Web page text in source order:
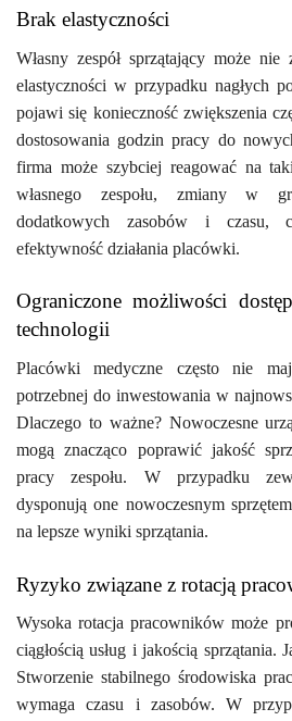
Brak elastyczności
Własny zespół sprzątający może nie
elastyczności w przypadku nagłych
pojawi się konieczność zwiększenia
dostosowania godzin pracy do
firma może szybciej reagować na
własnego zespołu, zmiany w
dodatkowych zasobów i czasu,
efektywność działania placówki.
Ograniczone możliwości
technologii
Placówki medyczne często nie
potrzebnej do inwestowania w
Dlaczego to ważne? Nowoczesne
mogą znacząco poprawić jakość
pracy zespołu. W przypadku
dysponują one nowoczesnym
na lepsze wyniki sprzątania.
Ryzyko związane z rotacją
Wysoka rotacja pracowników może
ciągłością usług i jakością sprzątania.
Stworzenie stabilnego środowiska
wymaga czasu i zasobów. W